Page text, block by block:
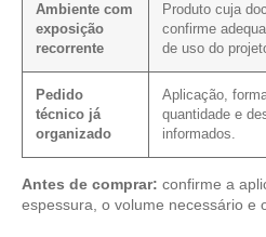
Ambiente com
exposição
recorrente
Produto cuja
confirme
de uso do
Pedido
técnico já
organizado
Aplicação,
quantidade e
informados.
Antes de comprar: confirme a
espessura, o volume necessário e